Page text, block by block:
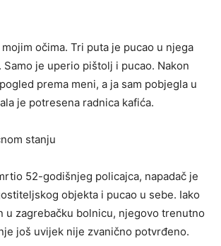
očima. Tri puta je pucao u njega
je uperio pištolj i pucao. Nakon
prema meni, a ja sam pobjegla u
je potresena radnica kafića.
stanju
52-godišnjeg policajca, napadač je
objekta i pucao u sebe. Iako
u zagrebačku bolnicu, njegovo trenutno
još uvijek nije zvanično potvrđeno.